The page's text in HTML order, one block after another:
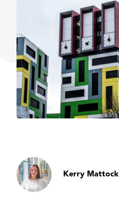
Kerry Mattock